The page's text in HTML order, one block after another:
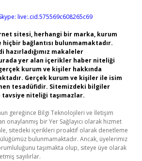
live:.cid.575569c608265c69
sitesi, herhangi bir marka, kurum
hiçbir bağlantısı bulunmamaktadır.
hazırladığımız makaleler
yer alan içerikler haber niteliği
kurum ve kişiler hakkında
Gerçek kurum ve kişiler ile isim
tesadüfidir. Sitemizdeki bilgiler
niteliği taşımazlar.
gereğince Bilgi Teknolojileri ve İletişim
onaylanmış bir Yer Sağlayıcı olarak hizmet
sitedeki içerikleri proaktif olarak denetleme
bulunmamaktadır. Ancak, üyelerimiz
taşımakta olup, siteye üye olarak
sayılırlar.